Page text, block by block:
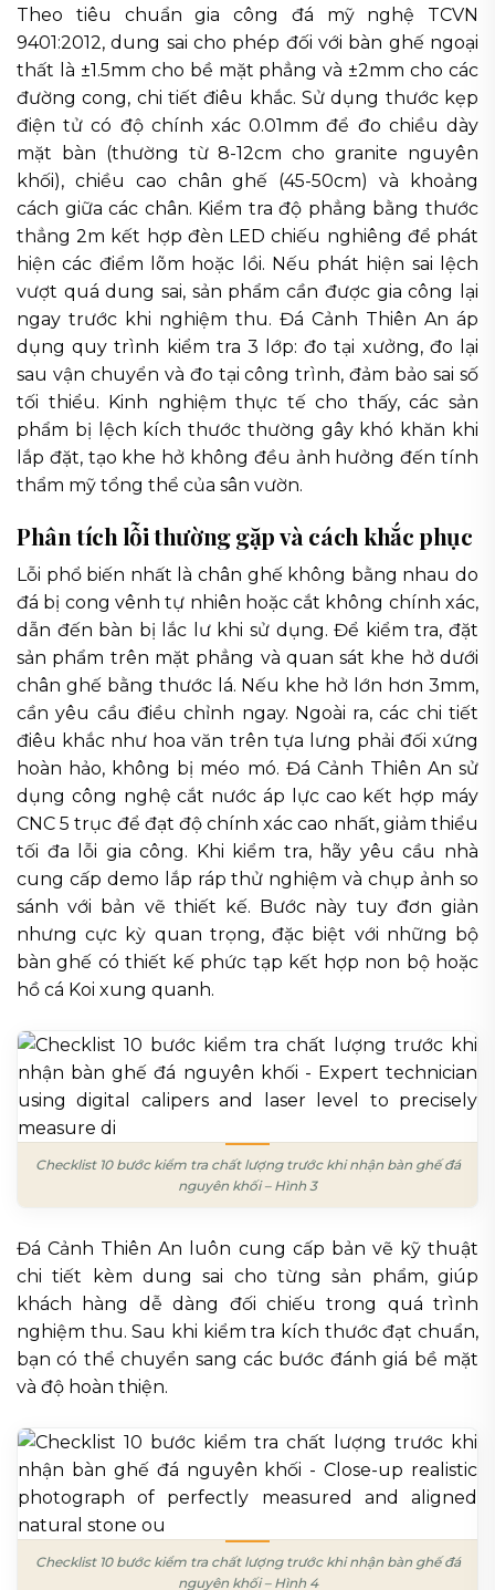
Theo tiêu chuẩn gia công đá mỹ nghệ TCVN
9401:2012, dung sai cho phép đối với bàn ghế ngoại
thất là ±1.5mm cho bề mặt phẳng và ±2mm cho các
đường cong, chi tiết điêu khắc. Sử dụng thước kẹp
điện tử có độ chính xác 0.01mm để đo chiều dày
mặt bàn (thường từ 8-12cm cho granite nguyên
khối), chiều cao chân ghế (45-50cm) và khoảng
cách giữa các chân. Kiểm tra độ phẳng bằng thước
thẳng 2m kết hợp đèn LED chiếu nghiêng để phát
hiện các điểm lõm hoặc lồi. Nếu phát hiện sai lệch
vượt quá dung sai, sản phẩm cần được gia công lại
ngay trước khi nghiệm thu. Đá Cảnh Thiên An áp
dụng quy trình kiểm tra 3 lớp: đo tại xưởng, đo lại
sau vận chuyển và đo tại công trình, đảm bảo sai số
tối thiểu. Kinh nghiệm thực tế cho thấy, các sản
phẩm bị lệch kích thước thường gây khó khăn khi
lắp đặt, tạo khe hở không đều ảnh hưởng đến tính
thẩm mỹ tổng thể của sân vườn.
Phân tích lỗi thường gặp và cách khắc phục
Lỗi phổ biến nhất là chân ghế không bằng nhau do
đá bị cong vênh tự nhiên hoặc cắt không chính xác,
dẫn đến bàn bị lắc lư khi sử dụng. Để kiểm tra, đặt
sản phẩm trên mặt phẳng và quan sát khe hở dưới
chân ghế bằng thước lá. Nếu khe hở lớn hơn 3mm,
cần yêu cầu điều chỉnh ngay. Ngoài ra, các chi tiết
điêu khắc như hoa văn trên tựa lưng phải đối xứng
hoàn hảo, không bị méo mó. Đá Cảnh Thiên An sử
dụng công nghệ cắt nước áp lực cao kết hợp máy
CNC 5 trục để đạt độ chính xác cao nhất, giảm thiểu
tối đa lỗi gia công. Khi kiểm tra, hãy yêu cầu nhà
cung cấp demo lắp ráp thử nghiệm và chụp ảnh so
sánh với bản vẽ thiết kế. Bước này tuy đơn giản
nhưng cực kỳ quan trọng, đặc biệt với những bộ
bàn ghế có thiết kế phức tạp kết hợp non bộ hoặc
hồ cá Koi xung quanh.
Checklist 10 bước kiểm tra chất lượng trước khi nhận bàn ghế đá
nguyên khối – Hình 3
Đá Cảnh Thiên An luôn cung cấp bản vẽ kỹ thuật
chi tiết kèm dung sai cho từng sản phẩm, giúp
khách hàng dễ dàng đối chiếu trong quá trình
nghiệm thu. Sau khi kiểm tra kích thước đạt chuẩn,
bạn có thể chuyển sang các bước đánh giá bề mặt
và độ hoàn thiện.
Checklist 10 bước kiểm tra chất lượng trước khi nhận bàn ghế đá
nguyên khối – Hình 4